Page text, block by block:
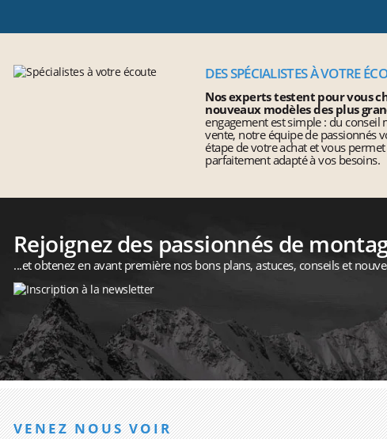
DES SPÉCIALISTES À VOTRE
Nos experts testent pour vous
nouveaux modèles des plus
engagement est simple : du conseil
vente, notre équipe de passionnés
étape de votre achat et vous
parfaitement adapté à vos besoins.
Rejoignez des passionnés de
...et obtenez en avant première nos bons plans, astuces, conseils et
VENEZ NOUS VOIR